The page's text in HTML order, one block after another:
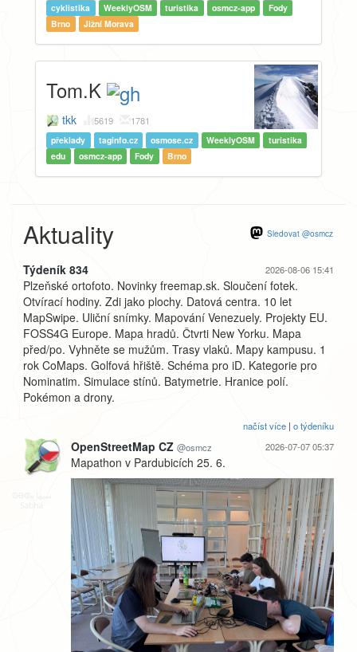
cyklistika WeeklyOSM turistika osmcz-app
Fody
Brno
Jižní Morava
Tom.K
tkk 5619 1781
překlady taginfo.cz osmose.cz WeeklyOSM
turistika
edu
osmcz-app Fody Brno
Aktuality Sledovat @osmcz
2026-08-06 15:41
Týdeník 834
Plzeňské ortofoto. Novinky freemap.sk. Sloučení fotek.
Otvírací hodiny. Zdi jako plochy. Datová centra. 10 let
MapSwipe. Uliční snímky. Mapování Venezuely. Projekty EU.
FOSS4G Europe. Mapa hradů. Čtvrti New Yorku. Mapa
před/po. Vyhněte se mužům. Trasy vlaků. Mapy kampusu. 1
rok CoMaps. Golfová hřiště. Schéma pro iD. Kategorie pro
Nominatim. Simulace stínů. Batymetrie. Hranice polí.
Pokémon a drony.
načíst více | o týdeníku
2026-07-07 05:37
OpenStreetMap CZ @osmcz
Mapathon v Pardubicích 25. 6.